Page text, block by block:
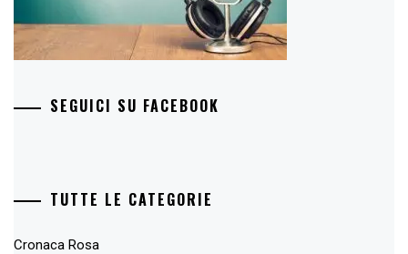
SEGUICI SU FACEBOOK
TUTTE LE CATEGORIE
Cronaca Rosa